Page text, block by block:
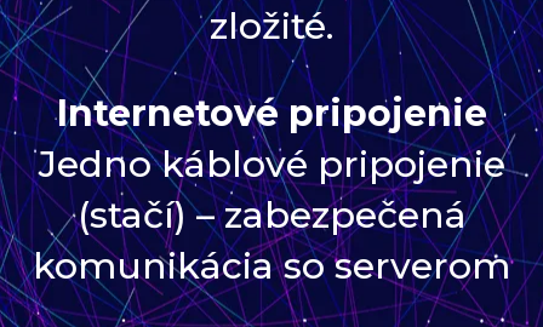
zložité.
Internetové pripojenie
Jedno káblové pripojenie
(stačí) – zabezpečená
komunikácia so serverom